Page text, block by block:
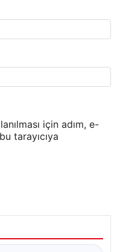
için adım, e-
tarayıcıya